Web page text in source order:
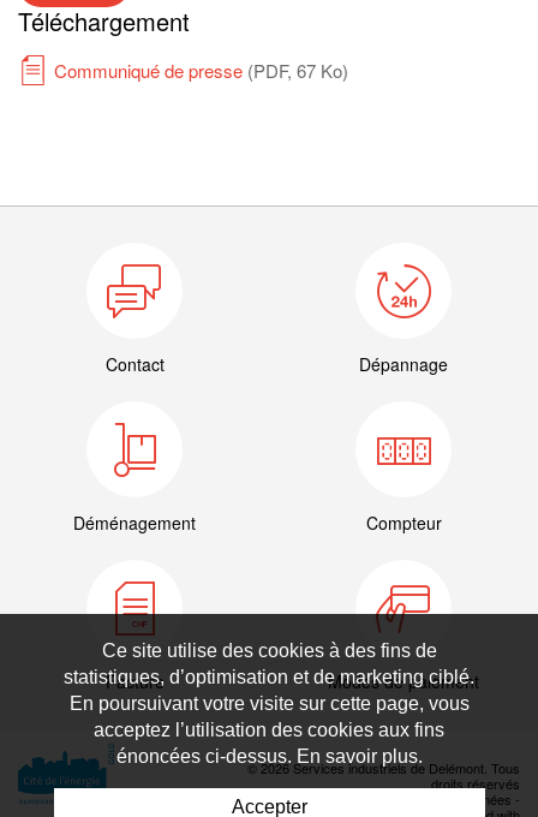
Téléchargement
Communiqué de presse (PDF, 67 Ko)
Contact Dépannage
Déménagement Compteur
Facture Modes de paiement
© 2026 Services industriels de Delémont. Tous
droits réservés
Déclaration de protection des données -
Ce site utilise des cookies à des fins de
statistiques, d’optimisation et de marketing ciblé.
En poursuivant votre visite sur cette page, vous
acceptez l’utilisation des cookies aux fins
énoncées ci-dessus. En savoir plus.
Accepter